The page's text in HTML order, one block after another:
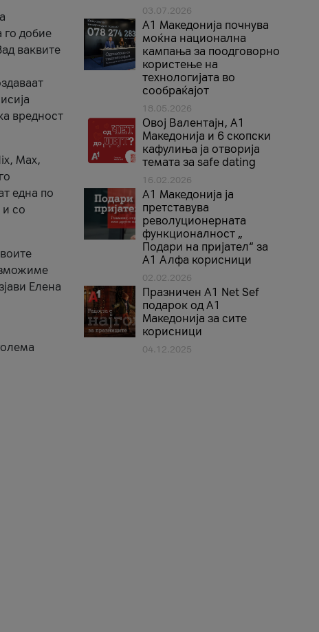
го добие
ваквите
вредност
Max,
една по
и со
Елена
03.07.2026
A1 Македонија почнува
моќна национална
кампања за поодговорно
користење на
технологијата во
сообраќајот
18.05.2026
Овој Валентајн, A1
Македонија и 6 скопски
кафулиња ја отворија
темата за safe dating
16.02.2026
А1 Македонија ја
претставува
револуционерната
функционалност „
Подари на пријател“ за
А1 Алфа корисници
02.02.2026
Празничен A1 Net Sеf
подарок од А1
Македонија за сите
корисници
04.12.2025